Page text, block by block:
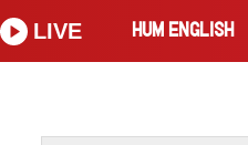
HUM ENGLISH
LIVE